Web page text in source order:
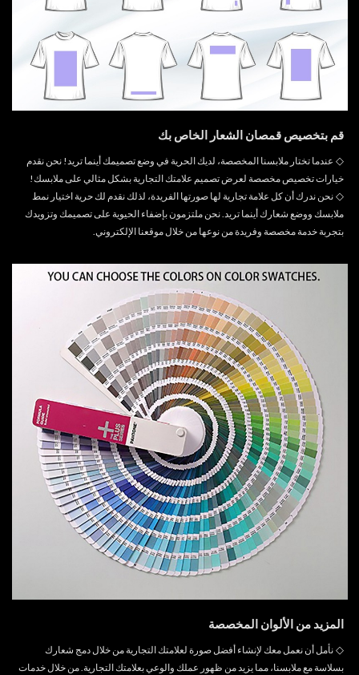
قم بتخصيص قمصان الشعار الخاص بك
◇ عندما تختار ملابسنا المخصصة، لديك الحرية في وضع تصميمك أينما تريد! نحن نقدم
خيارات تخصيص مخصصة لعرض تصميم علامتك التجارية بشكل مثالي على ملابسك!
◇ نحن ندرك أن كل علامة تجارية لها صورتها الفريدة، لذلك نقدم لك حرية اختيار نمط
ملابسك ووضع شعارك أينما تريد. نحن ملتزمون بإضفاء الحيوية على تصميمك وتزويدك
بتجربة خدمة مخصصة وفريدة من نوعها من خلال موقعنا الإلكتروني.
المزيد من الألوان المخصصة
◇ نأمل أن نعمل معك لإنشاء أفضل صورة لعلامتك التجارية من خلال دمج شعارك
بسلاسة مع ملابسنا، مما يزيد من ظهور عملك والوعي بعلامتك التجارية. من خلال خدمات